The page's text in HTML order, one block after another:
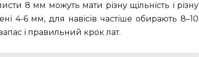
8 мм можуть мати різну щільність і різну
4-6 мм, для навісів частіше обирають 8–10
і правильний крок лат.